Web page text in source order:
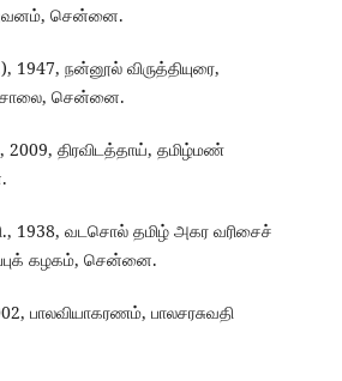
சென்னை.
1947, நன்னூல் விருத்தியுரை,
சாலை, சென்னை.
திரவிடத்தாய், தமிழ்மண்
1938, வடசொல் தமிழ் அகர வரிசைச்
கழகம், சென்னை.
பாலவியாகரணம், பாலசரசுவதி